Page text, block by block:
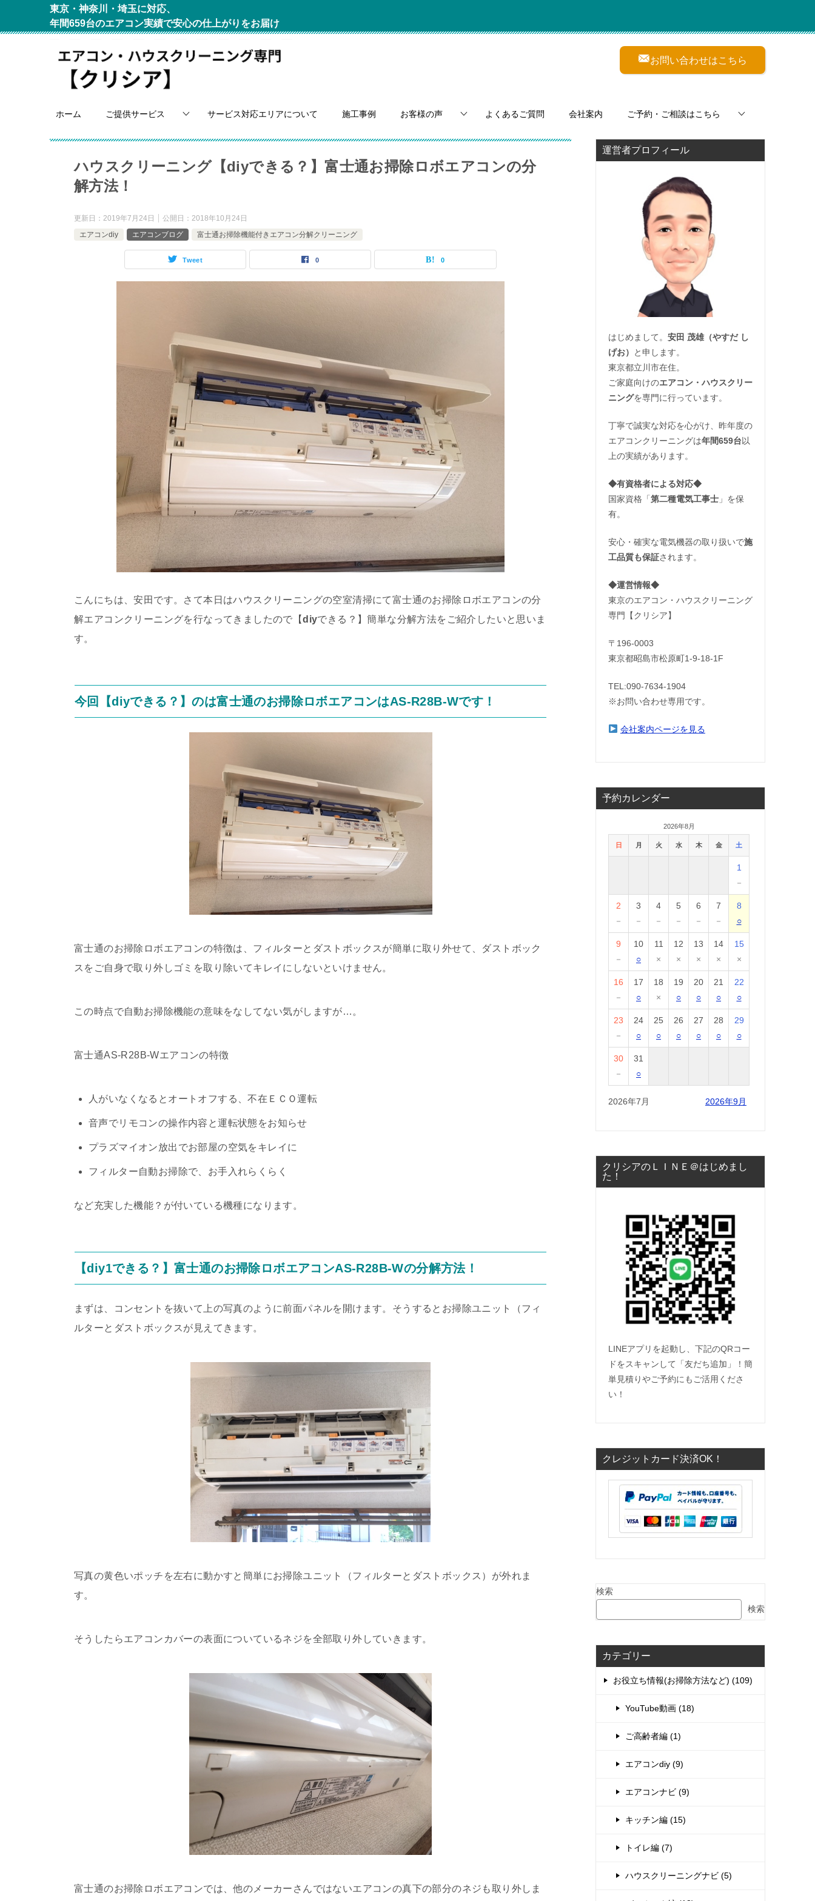
東京・神奈川・埼玉に対応、
年間659台のエアコン実績で安心の仕上がりをお届け
お問い合わせはこちら
ホーム ご提供サービス サービス対応エリアについて 施工事例 お客様の声 よくあるご質問 会社案内 ご予約・ご相談はこちら
ハウスクリーニング【diyできる？】富士通お掃除ロボエアコンの分
解方法！
更新日： 2019年7月24日 公開日： 2018年10月24日
エアコンdiy
エアコンブログ 富士通お掃除機能付きエアコン分解クリーニング
Tweet 0 0
こんにちは、安田です。さて本日はハウスクリーニングの空室清掃にて富士通のお掃除ロボエアコンの分
解エアコンクリーニングを行なってきましたので【diyできる？】簡単な分解方法をご紹介したいと思いま
す。
今回【diyできる？】のは富士通のお掃除ロボエアコンはAS-R28B-Wです！
富士通のお掃除ロボエアコンの特徴は、フィルターとダストボックスが簡単に取り外せて、ダストボック
スをご自身で取り外しゴミを取り除いてキレイにしないといけません。
この時点で自動お掃除機能の意味をなしてない気がしますが…。
富士通AS-R28B-Wエアコンの特徴
人がいなくなるとオートオフする、不在ＥＣＯ運転
音声でリモコンの操作内容と運転状態をお知らせ
プラズマイオン放出でお部屋の空気をキレイに
フィルター自動お掃除で、お手入れらくらく
など充実した機能？が付いている機種になります。
【diy1できる？】富士通のお掃除ロボエアコンAS-R28B-Wの分解方法！
まずは、コンセントを抜いて上の写真のように前面パネルを開けます。そうするとお掃除ユニット（フィ
ルターとダストボックスが見えてきます。
写真の黄色いポッチを左右に動かすと簡単にお掃除ユニット（フィルターとダストボックス）が外れま
す。
そうしたらエアコンカバーの表面についているネジを全部取り外していきます。
富士通のお掃除ロボエアコンでは、他のメーカーさんではないエアコンの真下の部分のネジも取り外しま
運営者プロフィール
はじめまして。 安田 茂雄（やすだ し
げお）
と申します。
東京都立川市在住。
ご家庭向けのエアコン・ハウスクリー
ニングを専門に行っています。
丁寧で誠実な対応を心がけ、昨年度の
エアコンクリーニングは年間659台以
上の実績があります。
◆有資格者による対応◆
国家資格「第二種電気工事士 」を保
有。
安心・確実な電気機器の取り扱いで施
工品質も保証されます。
◆運営情報◆
東京のエアコン・ハウスクリーニング
専門【クリシア】
〒196-0003
東京都昭島市松原町1-9‐18‐1F
TEL:090-7634-1904
※お問い合わせ専用です。
会社案内ページを見る
予約カレンダー
2026年8月
日 月 火 水 木 金 土
1
－
2
－
3
－
4
－
5
－
6
－
7
－
8
○
9
－
10
○
11
×
12
×
13
×
14
×
15
×
16
－
17
○
18
×
19
○
20
○
21
○
22
○
23
－
24
○
25
○
26
○
27
○
28
○
29
○
30
－
31
○
2026年7月 2026年9月
クリシアのＬＩＮＥ＠はじめまし
た！
LINEアプリを起動し、下記のQRコー
ドをスキャンして「友だち追加」！簡
単見積りやご予約にもご活用くださ
い！
クレジットカード決済OK！
検索
検索
カテゴリー
お役立ち情報(お掃除方法など) (109)
YouTube動画 (18)
ご高齢者編 (1)
エアコンdiy (9)
エアコンナビ (9)
キッチン編 (15)
トイレ編 (7)
ハウスクリーニングナビ (5)